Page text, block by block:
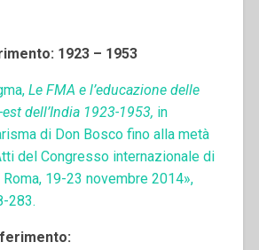
1923 – 1953
Le FMA e l’educazione delle
dell’India 1923-1953, in
di Don Bosco fino alla metà
del Congresso internazionale di
19-23 novembre 2014»,
283.